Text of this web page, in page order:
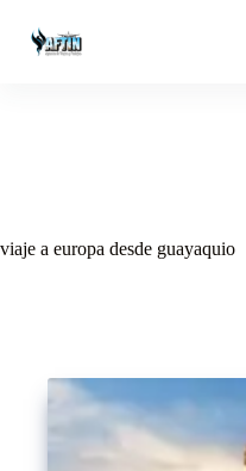
contenido
viaje a europa desde guayaquio